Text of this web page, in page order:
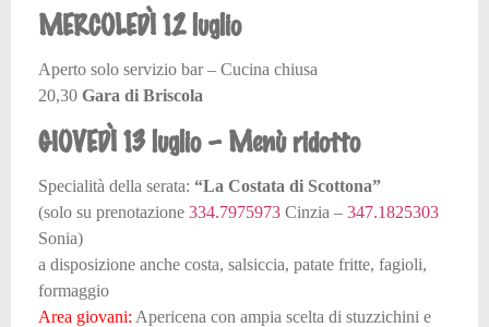
MERCOLEDÌ 12 luglio
Aperto solo servizio bar – Cucina chiusa
20,30 Gara di Briscola
GIOVEDÌ 13 luglio – Menù ridotto
Specialità della serata: “La Costata di Scottona”
(solo su prenotazione 334.7975973 Cinzia – 347.1825303
Sonia)
a disposizione anche costa, salsiccia, patate fritte, fagioli,
formaggio
Area giovani: Apericena con ampia scelta di stuzzichini e